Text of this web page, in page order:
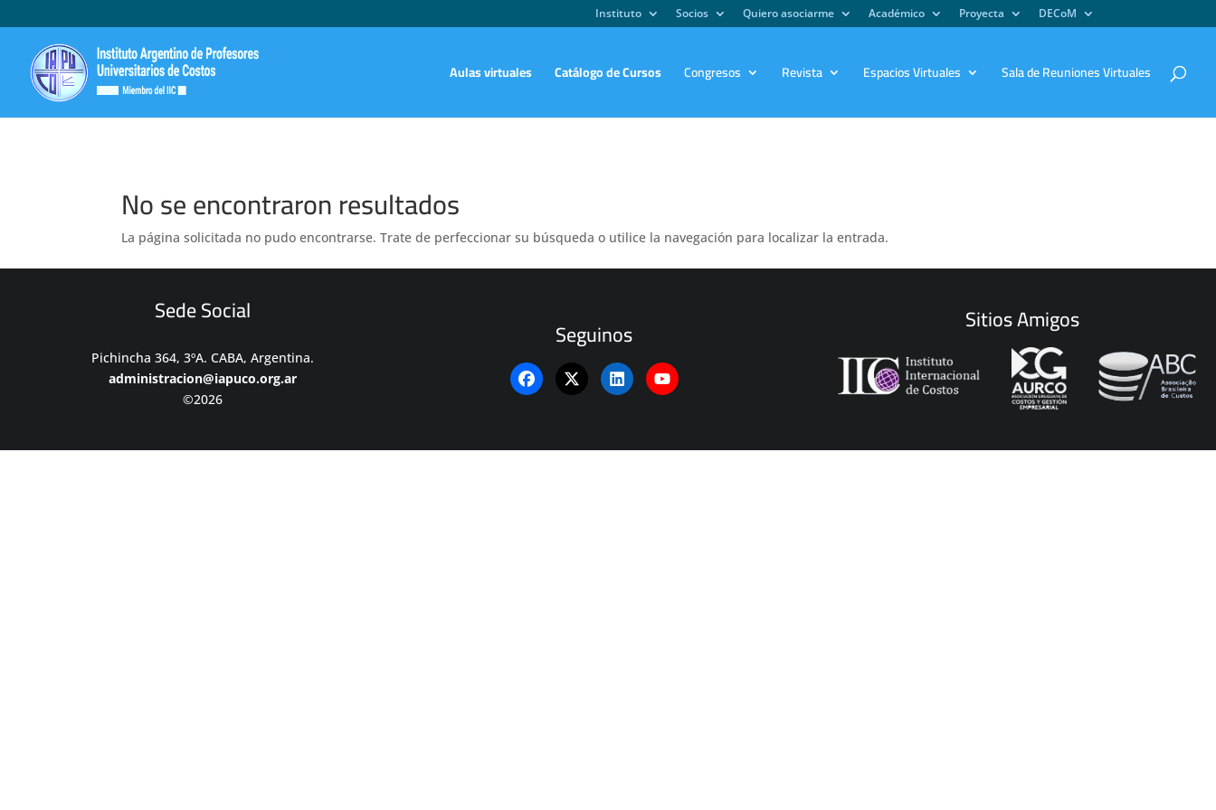
Instituto Socios Quiero asociarme Académico Proyecta DECoM
Aulas virtuales Catálogo de Cursos Congresos Revista Espacios Virtuales Sala de Reuniones Virtuales
No se encontraron resultados
La página solicitada no pudo encontrarse. Trate de perfeccionar su búsqueda o utilice la navegación para localizar la entrada.
Sede Social
Pichincha 364, 3ºA. CABA, Argentina.
administracion@iapuco.org.ar
©2026
Seguinos Sitios Amigos